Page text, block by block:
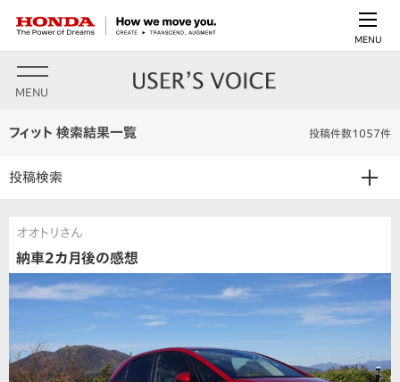
MENU
MENU
フィット 検索結果一覧 投稿件数1057件
投稿検索
オオトリさん
納車2カ月後の感想